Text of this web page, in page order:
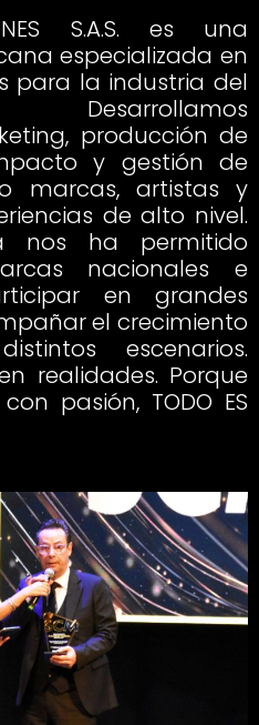
S.A.S. es una
especializada en
para la industria del
Desarrollamos
producción de
y gestión de
marcas, artistas y
de alto nivel.
nos ha permitido
nacionales e
en grandes
el crecimiento
escenarios.
realidades. Porque
pasión, TODO ES